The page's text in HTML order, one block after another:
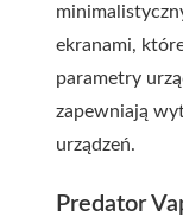
ekranami,
parametry
zapewniają
urządzeń.
Predator